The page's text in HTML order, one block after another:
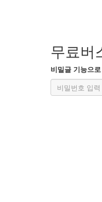
무료버
비밀글 기능으